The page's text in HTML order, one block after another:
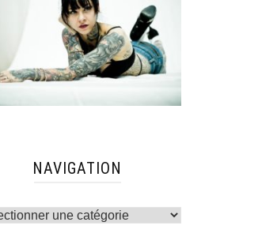
NAVIGATION